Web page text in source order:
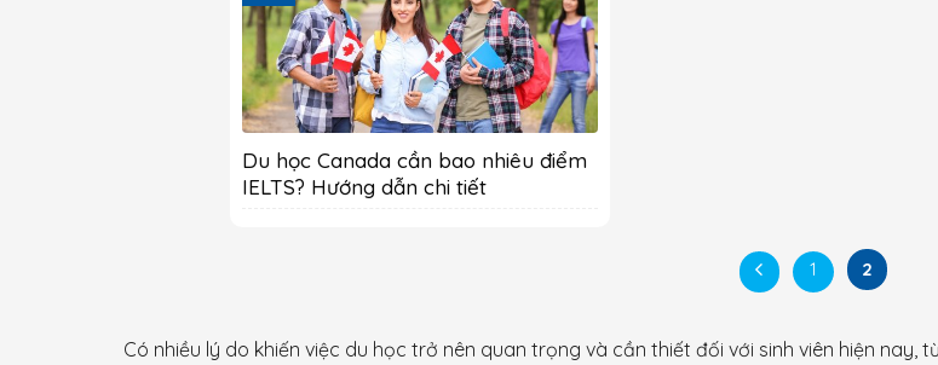
Du học Canada cần bao nhiêu điểm
IELTS? Hướng dẫn chi tiết
1 2
Có nhiều lý do khiến việc du học trở nên quan trọng và cần thiết đối với sinh viên hiện